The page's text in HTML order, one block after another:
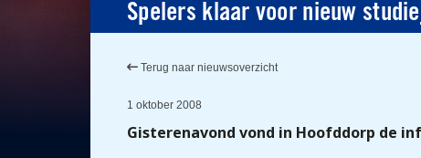
Spelers klaar voor nieuw
Terug naar nieuwsoverzicht
1 oktober 2008
Gisterenavond vond in Hoofddorp de